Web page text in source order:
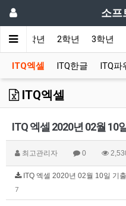
소프
항 1학년 2학년 3학년
ITQ엑셀 ITQ한글 ITQ파
ITQ엑셀
ITQ 엑셀 2020년 02월 10
최고관리자 0
ITQ 엑셀 2020년 02월 10일 기
7